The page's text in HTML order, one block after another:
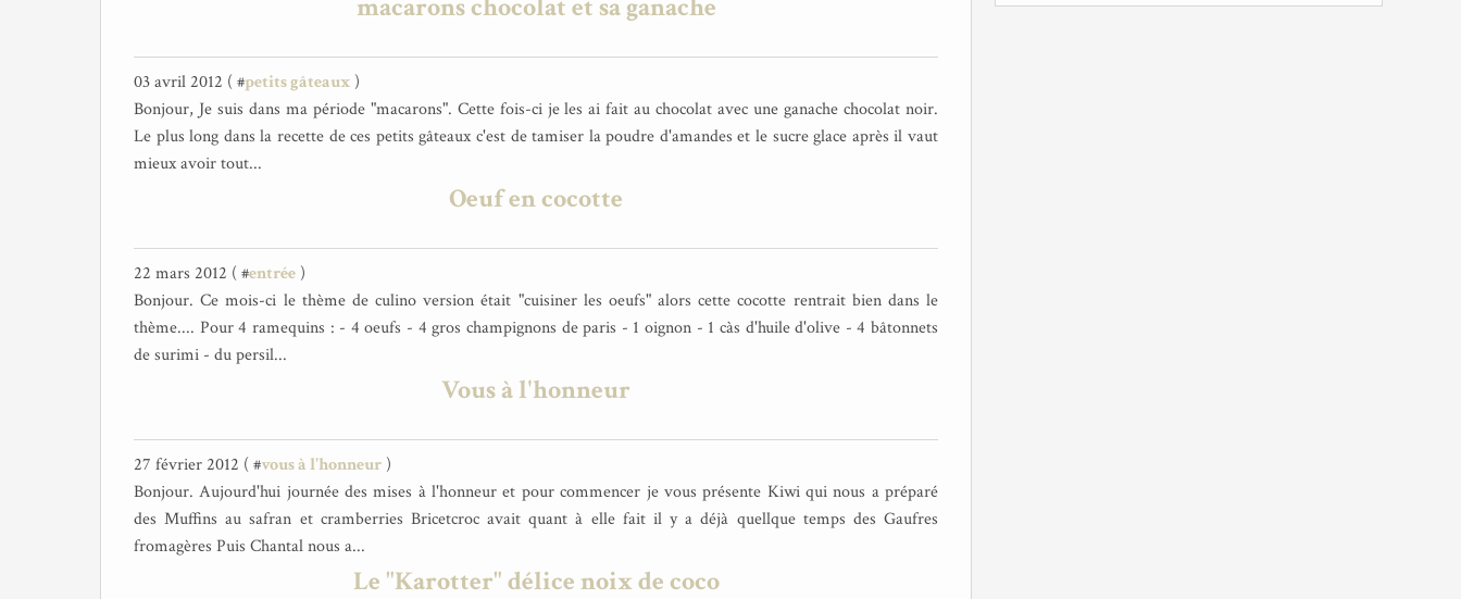
macarons chocolat et sa ganache
03 avril 2012 ( #petits gâteaux )
Bonjour, Je suis dans ma période "macarons". Cette fois-ci je les ai fait au chocolat avec une ganache chocolat noir.
Le plus long dans la recette de ces petits gâteaux c'est de tamiser la poudre d'amandes et le sucre glace après il vaut
mieux avoir tout...
Oeuf en cocotte
22 mars 2012 ( #entrée )
Bonjour. Ce mois-ci le thème de culino version était "cuisiner les oeufs" alors cette cocotte rentrait bien dans le
thème.... Pour 4 ramequins : - 4 oeufs - 4 gros champignons de paris - 1 oignon - 1 càs d'huile d'olive - 4 bâtonnets
de surimi - du persil...
Vous à l'honneur
27 février 2012 ( #vous à l'honneur )
Bonjour. Aujourd'hui journée des mises à l'honneur et pour commencer je vous présente Kiwi qui nous a préparé
des Muffins au safran et cramberries Bricetcroc avait quant à elle fait il y a déjà quellque temps des Gaufres
fromagères Puis Chantal nous a...
Le "Karotter" délice noix de coco